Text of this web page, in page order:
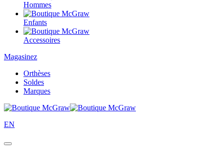
Hommes
Enfants
Accessoires
Magasinez
Orthèses
Soldes
Marques
EN